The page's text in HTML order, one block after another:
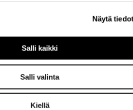
Näytä
Salli kaikki
Salli valinta
Kiellä